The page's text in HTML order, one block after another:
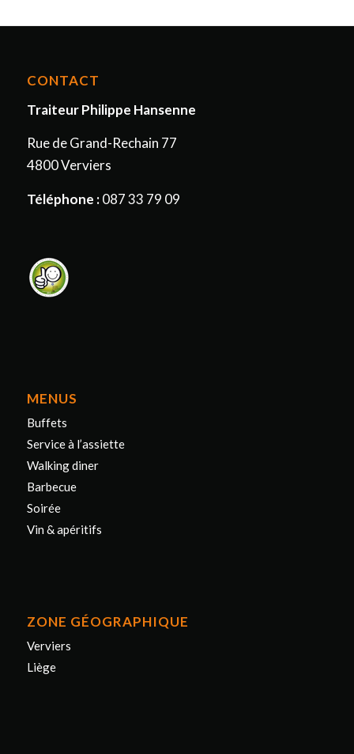
CONTACT
Traiteur Philippe Hansenne
Rue de Grand-Rechain 77
4800 Verviers
Téléphone : 087 33 79 09
MENUS
Buffets
Service à l’assiette
Walking diner
Barbecue
Soirée
Vin & apéritifs
ZONE GÉOGRAPHIQUE
Verviers
Liège